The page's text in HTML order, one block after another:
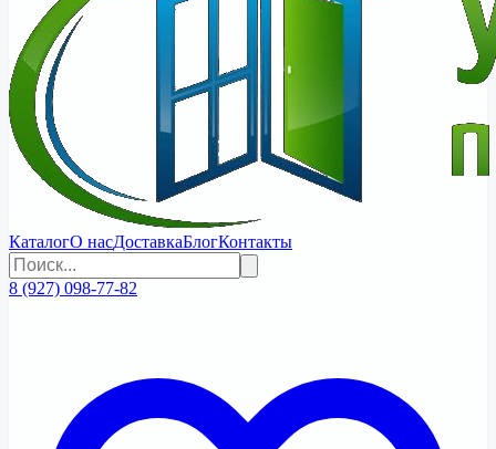
КаталогО насДоставкаБлогКонтакты
8 (927) 098-77-82